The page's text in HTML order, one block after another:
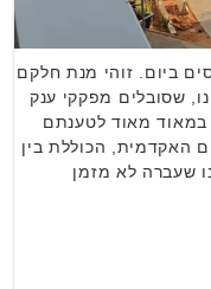
ביום. זוהי מנת חלקם
שסובלים מפקקי ענק
מאוד לטענתם
האקדמית, הכוללת בין
שעברה לא מזמן